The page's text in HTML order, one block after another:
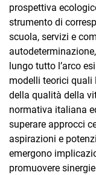
prospettiva
strumento di
scuola, servizi e
lungo tutto l’arco
modelli teorici quali
della qualità della
normativa italiana
superare approcci
aspirazioni e
emergono
promuovere